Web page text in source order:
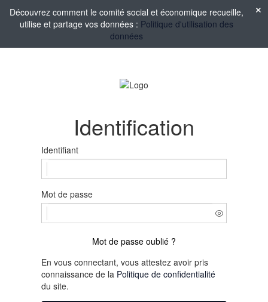
Découvrez comment le comité social et économique recueille,
utilise et partage vos données : Politique d'utilisation des
données
Identification
Identifiant
Mot de passe
Mot de passe oublié ?
En vous connectant, vous attestez avoir pris
connaissance de la Politique de confidentialité
du site.